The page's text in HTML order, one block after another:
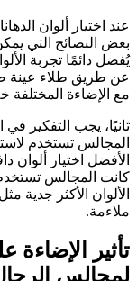
عند اختيار ألوان
بعض النصائح التي
يُفضل دائمًا تجربة
عن طريق طلاء عينة
مع الإضاءة المختلفة
ثانيًا، يجب التفكير
المجالس تستخدم
الأفضل اختيار ألوان
كانت المجالس
الألوان الأكثر جدية
ملاءمة.
تأثير الإضاءة
لمجالس